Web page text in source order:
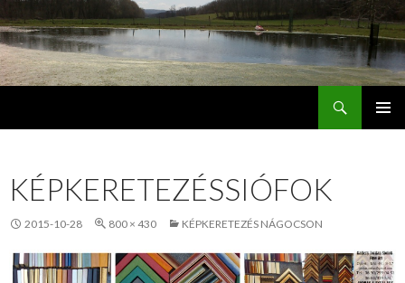
KÉPKERETEZÉSSIÓFOK
2015-10-28 800 × 430 KÉPKERETEZÉS NÁGOCSON